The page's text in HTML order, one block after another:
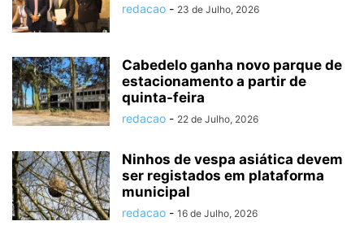
redacao - 23 de Julho, 2026
Cabedelo ganha novo parque de
estacionamento a partir de
quinta-feira
redacao - 22 de Julho, 2026
Ninhos de vespa asiática devem
ser registados em plataforma
municipal
redacao - 16 de Julho, 2026